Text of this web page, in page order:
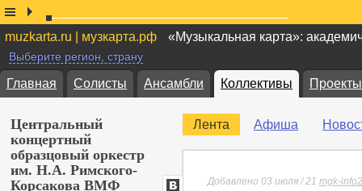
muzkarta.ru | музкарта.рф «Музыкальная карта»:
Выберите регион, страну
Главная Солисты Ансамбли Коллективы Проекты
Центральный
концертный
образцовый оркестр
им. Н.А. Римского-
Корсакова ВМФ
Лента Афиша
Добавлено 03 июля / 21 mgk-info2